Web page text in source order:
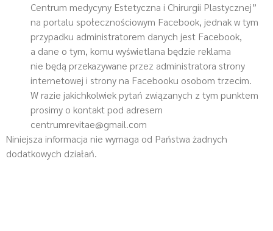
Centrum medycyny Estetyczna i Chirurgii Plastycznej”
na portalu społecznościowym Facebook, jednak w tym
przypadku administratorem danych jest Facebook,
a dane o tym, komu wyświetlana będzie reklama
nie będą przekazywane przez administratora strony
internetowej i strony na Facebooku osobom trzecim.
W razie jakichkolwiek pytań związanych z tym punktem
prosimy o kontakt pod adresem
centrumrevitae@gmail.com
Niniejsza informacja nie wymaga od Państwa żadnych
dodatkowych działań.